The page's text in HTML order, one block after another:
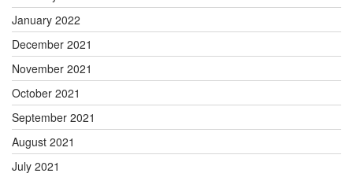
January 2022
December 2021
November 2021
October 2021
September 2021
August 2021
July 2021